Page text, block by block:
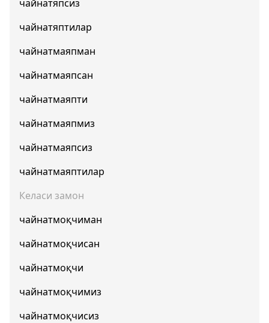
чайнатяпсиз
чайнатяптилар
чайнатмаяпман
чайнатмаяпсан
чайнатмаяпти
чайнатмаяпмиз
чайнатмаяпсиз
чайнатмаяптилар
Келаси замон
чайнатмоқчиман
чайнатмоқчисан
чайнатмоқчи
чайнатмоқчимиз
чайнатмоқчисиз